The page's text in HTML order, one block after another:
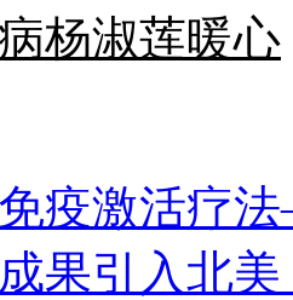
杨淑莲暖心
疫激活疗
果引入北